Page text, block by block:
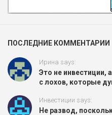
ПОСЛЕДНИЕ КОММЕНТАРИИ
Ирина says:
Это не инвестиции,
с лохов, которые
Инвестиции says:
Не развод,